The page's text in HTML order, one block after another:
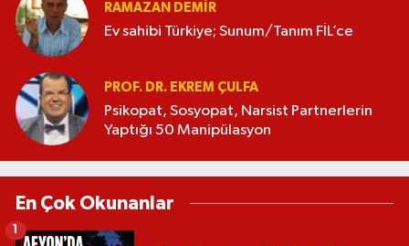
RAMAZAN DEMİR
Ev sahibi Türkiye; Sunum/Tanım FİL’ce
PROF. DR. EKREM ÇULFA
Psikopat, Sosyopat, Narsist Partnerlerin
Yaptığı 50 Manipülasyon
En Çok Okunanlar
1